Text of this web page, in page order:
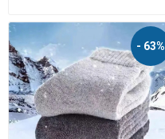
- 63%